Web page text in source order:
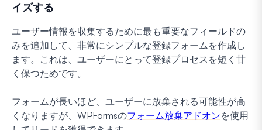
イズする
ユーザー情報を収集するために最も重要なフィールドの
みを追加して、非常にシンプルな登録フォームを作成し
ます。これは、ユーザーにとって登録プロセスを短く甘
く保つためです。
フォームが長いほど、ユーザーに放棄される可能性が高
くなりますが、WPFormsのフォーム放棄アドオンを使用